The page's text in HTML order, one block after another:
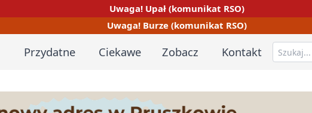
Uwaga! Upał (komunikat RSO)
Uwaga! Burze (komunikat RSO)
Przydatne Ciekawe Zobacz Kontakt